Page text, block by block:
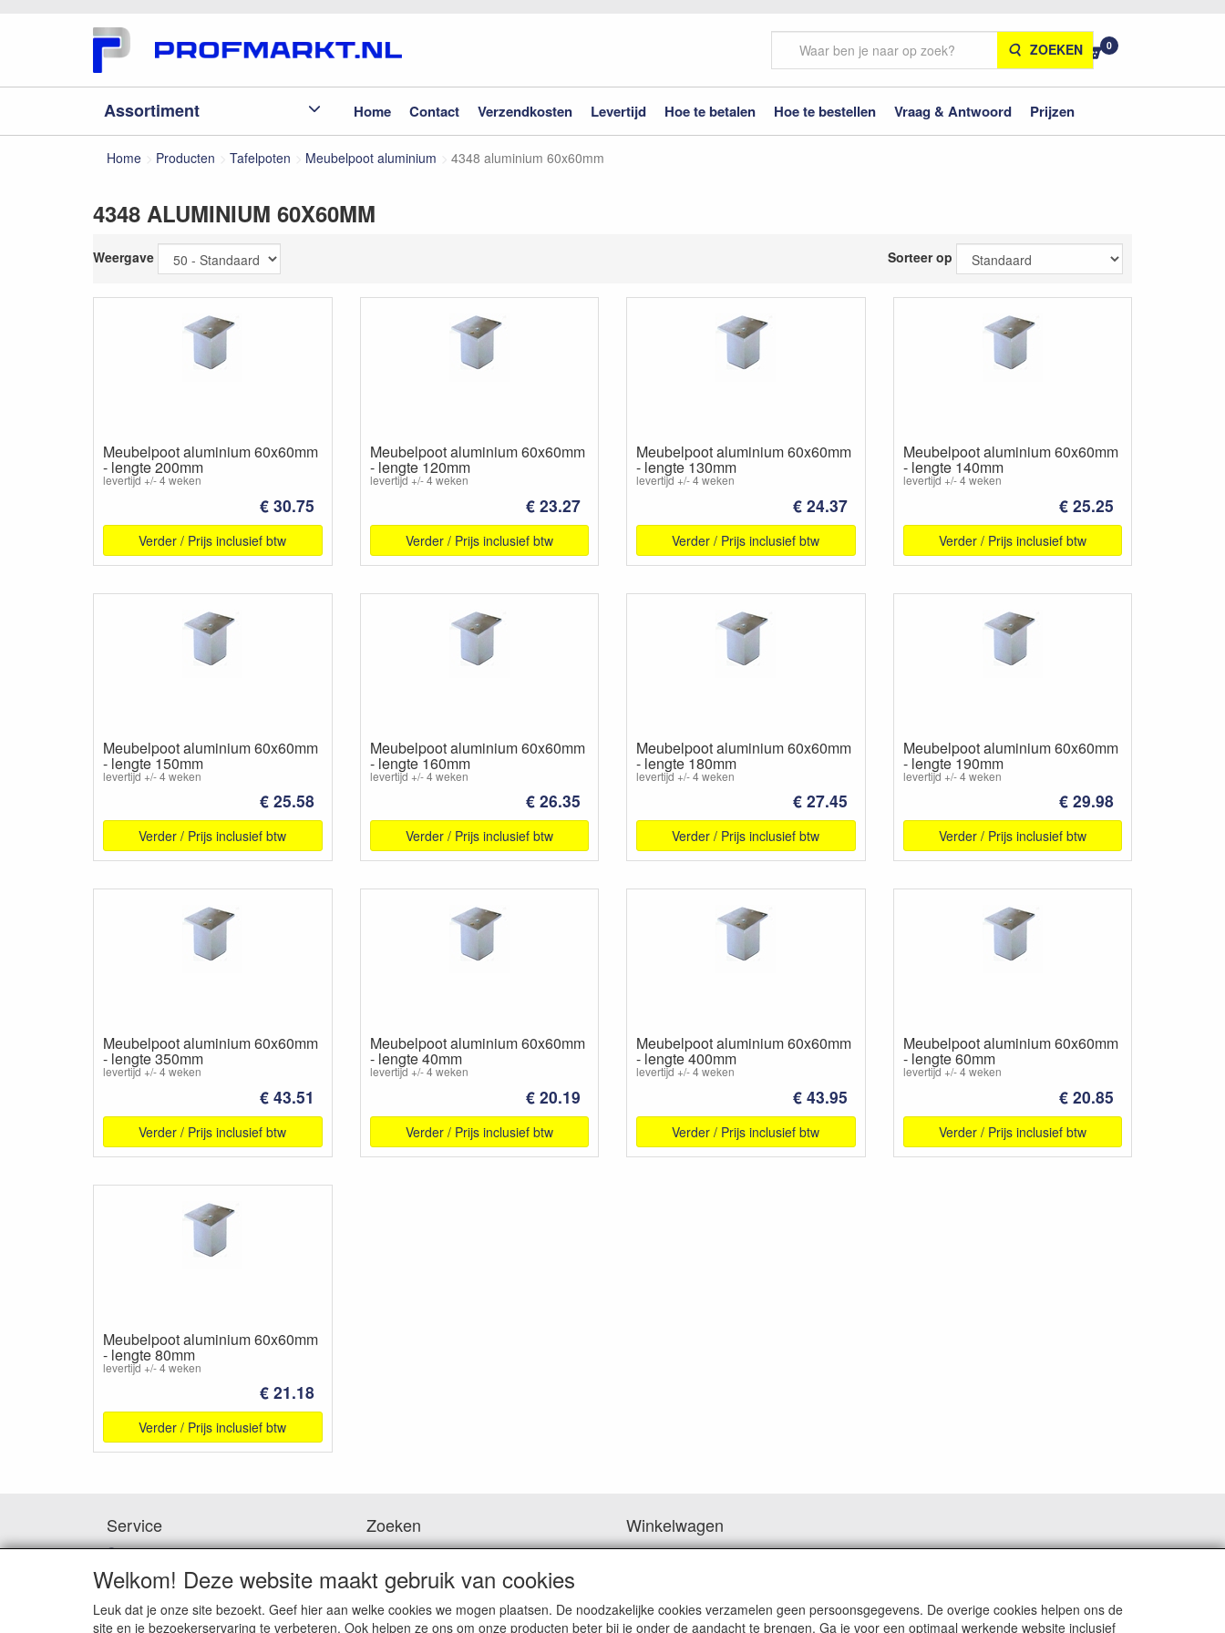
ZOEKEN 0
Assortiment Home Contact Verzendkosten Levertijd Hoe te betalen Hoe te bestellen Vraag & Antwoord Prijzen
Home Producten Tafelpoten Meubelpoot aluminium 4348 aluminium 60x60mm
4348 ALUMINIUM 60X60MM
Weergave Sorteer op
Meubelpoot aluminium 60x60mm
- lengte 200mm
levertijd +/- 4 weken
€ 30.75
Verder / Prijs inclusief btw
Meubelpoot aluminium 60x60mm
- lengte 120mm
levertijd +/- 4 weken
€ 23.27
Verder / Prijs inclusief btw
Meubelpoot aluminium 60x60mm
- lengte 130mm
levertijd +/- 4 weken
€ 24.37
Verder / Prijs inclusief btw
Meubelpoot aluminium 60x60mm
- lengte 140mm
levertijd +/- 4 weken
€ 25.25
Verder / Prijs inclusief btw
Meubelpoot aluminium 60x60mm
- lengte 150mm
levertijd +/- 4 weken
€ 25.58
Verder / Prijs inclusief btw
Meubelpoot aluminium 60x60mm
- lengte 160mm
levertijd +/- 4 weken
€ 26.35
Verder / Prijs inclusief btw
Meubelpoot aluminium 60x60mm
- lengte 180mm
levertijd +/- 4 weken
€ 27.45
Verder / Prijs inclusief btw
Meubelpoot aluminium 60x60mm
- lengte 190mm
levertijd +/- 4 weken
€ 29.98
Verder / Prijs inclusief btw
Meubelpoot aluminium 60x60mm
- lengte 350mm
levertijd +/- 4 weken
€ 43.51
Verder / Prijs inclusief btw
Meubelpoot aluminium 60x60mm
- lengte 40mm
levertijd +/- 4 weken
€ 20.19
Verder / Prijs inclusief btw
Meubelpoot aluminium 60x60mm
- lengte 400mm
levertijd +/- 4 weken
€ 43.95
Verder / Prijs inclusief btw
Meubelpoot aluminium 60x60mm
- lengte 60mm
levertijd +/- 4 weken
€ 20.85
Verder / Prijs inclusief btw
Meubelpoot aluminium 60x60mm
- lengte 80mm
levertijd +/- 4 weken
€ 21.18
Verder / Prijs inclusief btw
Service
Contact
Hoe te betalen
Downloads
Bedenktijd & Retourneren
Garantie en klachten
Zoeken Winkelwagen
Welkom! Deze website maakt gebruik van cookies
Leuk dat je onze site bezoekt. Geef hier aan welke cookies we mogen plaatsen. De noodzakelijke cookies verzamelen geen persoonsgegevens. De overige cookies helpen ons de
site en je bezoekerservaring te verbeteren. Ook helpen ze ons om onze producten beter bij je onder de aandacht te brengen. Ga je voor een optimaal werkende website inclusief